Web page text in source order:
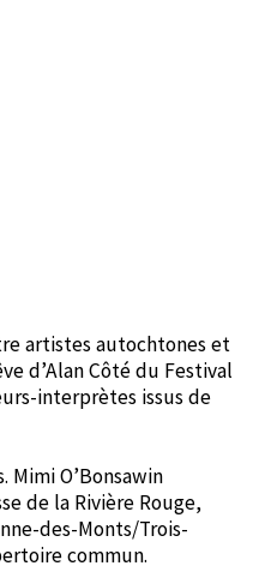
artistes autochtones et
d’Alan Côté du Festival
interprètes issus de
O’Bonsawin
de la Rivière Rouge,
des-Monts/Trois-
commun.